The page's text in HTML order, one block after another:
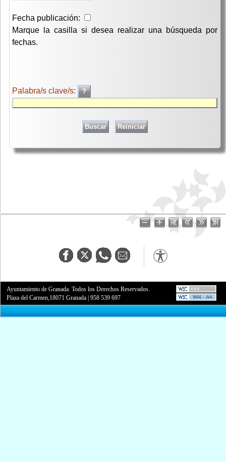
Fecha publicación:
Marque la casilla si desea realizar una búsqueda por
fechas.
Palabra/s clave/s:
Ayuntamiento de Granada. Todos los Derechos Reservados.
Plaza del Carmen,18071 Granada |958 539 697